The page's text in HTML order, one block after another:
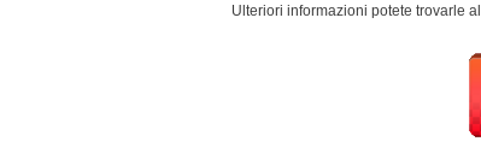
Ulteriori informazioni potete trovarle